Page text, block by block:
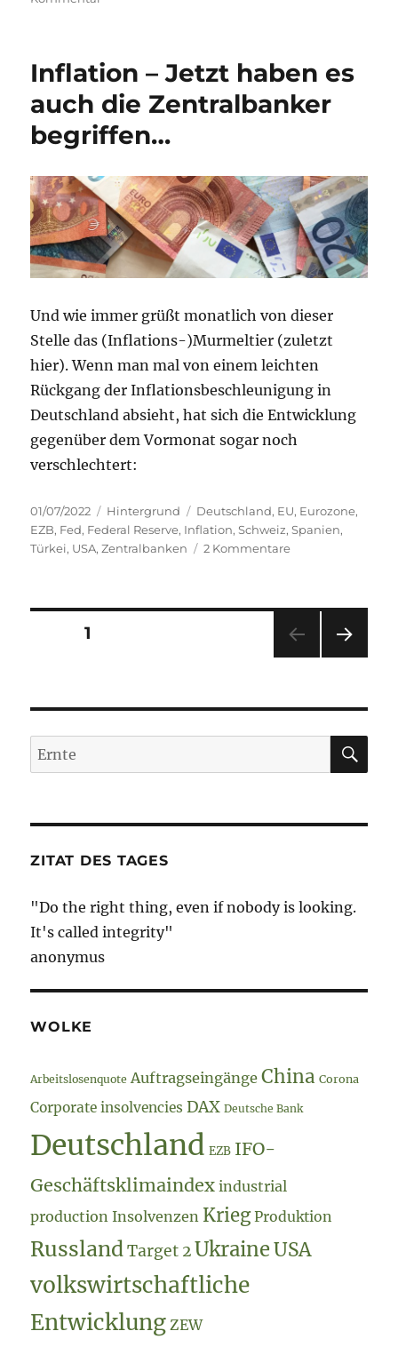
–
Juli
2022
–
131
Inflation – Jetzt haben es
auch die Zentralbanker
begriffen…
Und wie immer grüßt monatlich von dieser
Stelle das (Inflations-)Murmeltier (zuletzt
hier). Wenn man mal von einem leichten
Rückgang der Inflationsbeschleunigung in
Deutschland absieht, hat sich die Entwicklung
gegenüber dem Vormonat sogar noch
verschlechtert:
Veröffentlicht
am
01/07/2022 Kategorien
Hintergrund Schlagwörter
Deutschland, EU, Eurozone,
EZB, Fed, Federal Reserve, Inflation,Schweiz,Spanien,
Türkei, USA,Zentralbanken 2 Kommentarezu
es
auch
begriffen…
Seitennummerierung
Beiträge
SEITE1
E
Suche
nach:
ZITAT DES TAGES
"Do the right thing, even if nobody is looking.
It's called integrity"
anonymus
WOLKE
Arbeitslosenquote Auftragseingänge China Corona
Corporate insolvencies DAX Deutsche Bank
Deutschland EZB IFO-
Geschäftsklimaindex industrial
production Insolvenzen Krieg Produktion
Russland Target 2 Ukraine USA
volkswirtschaftliche
Entwicklung ZEW